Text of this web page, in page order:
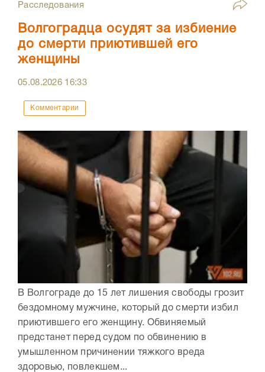
Расследования
Волгоградца осудят за избиение
до смерти приютившей его
женщины
05.08.2026 16:33
Комментарии
В Волгограде до 15 лет лишения свободы грозит
бездомному мужчине, который до смерти избил
приютившего его женщину. Обвиняемый
предстанет перед судом по обвинению в
умышленном причинении тяжкого вреда
здоровью, повлекшем...